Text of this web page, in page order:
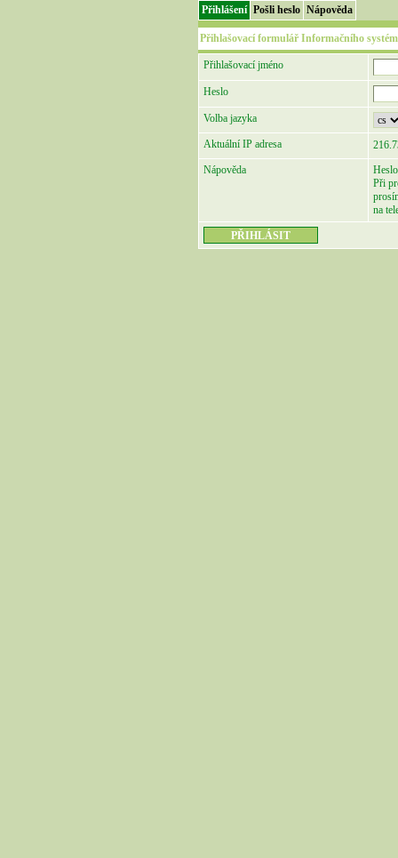
Přihlášení Pošli heslo Nápověda
Přihlašovací formulář Informačního
Přihlašovací jméno
Heslo
Volba jazyka
Aktuální IP adresa
Nápověda
Při
na